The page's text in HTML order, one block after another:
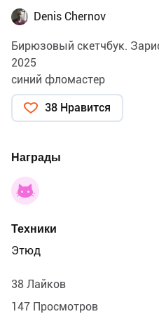
Denis Chernov
Бирюзовый скетчбук.
2025
синий фломастер
38 Нравится
Награды
Техники
Этюд
38 Лайков
147 Просмотров